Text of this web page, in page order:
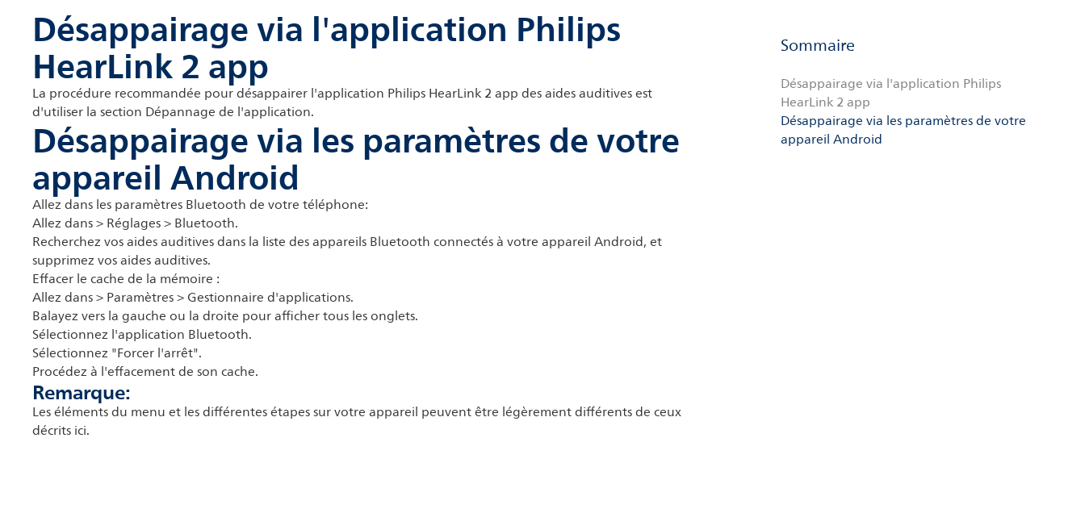
Désappairage via l'application Philips
HearLink 2 app
La procédure recommandée pour désappairer l'application Philips HearLink 2 appdes aides auditives est
d'utiliser la section Dépannage de l'application.
Désappairage via les paramètres de votre
appareil Android
Allez dans les paramètres Bluetooth de votre téléphone:
Allez dans > Réglages > Bluetooth.
Recherchez vos aides auditives dans la liste des appareils Bluetooth connectés à votre appareil Android, et
supprimez vos aides auditives.
Effacer le cache de la mémoire :
Allez dans > Paramètres > Gestionnaire d'applications.
Balayez vers la gauche ou la droite pour afficher tous les onglets.
Sélectionnez l'application Bluetooth.
Sélectionnez "Forcer l'arrêt".
Procédez à l'effacement de son cache.
Remarque:
Les éléments du menu et les différentes étapes sur votre appareil peuvent être légèrement différents de ceux
décrits ici.
Sommaire
Désappairage via l'application Philips
HearLink 2 app
Désappairage via les paramètres de votre
appareil Android